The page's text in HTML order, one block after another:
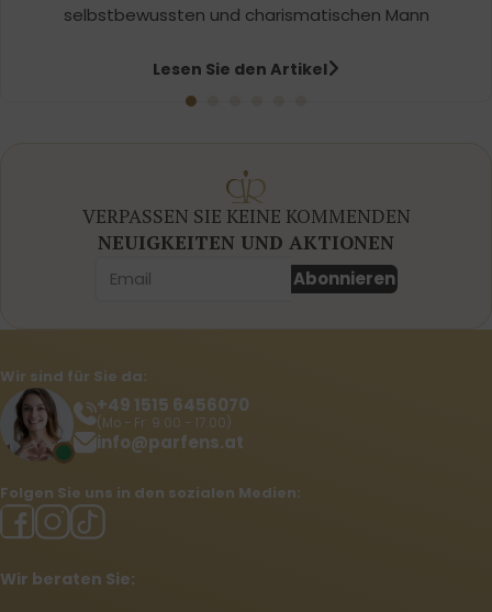
selbstbewussten und charismatischen Mann
Lesen Sie den Artikel
VERPASSEN SIE KEINE KOMMENDEN
NEUIGKEITEN UND AKTIONEN
Abonnieren
Wir sind für Sie da:
+49 1515 6456070
(Mo - Fr: 9:00 - 17:00)
info@parfens.at
Folgen Sie uns in den sozialen Medien:
Wir beraten Sie: